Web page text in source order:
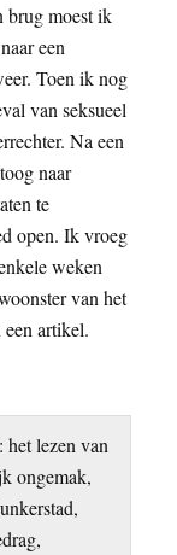
brug moest ik
een
Toen ik nog
van seksueel
Na een
naar
te
open. Ik vroeg
weken
van het
artikel.
lezen van
ongemak,